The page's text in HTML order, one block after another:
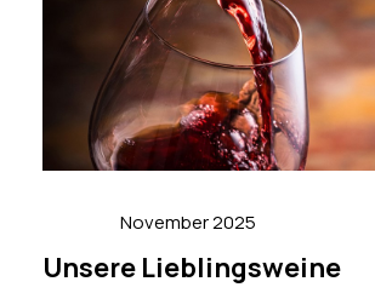
November 2025
Unsere Lieblingsweine